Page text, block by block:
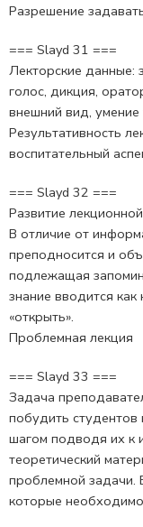
Разрешение
=== Slayd 31 ===
Лекторские данные:
голос, дикция,
внешний вид, умение
Результативность
воспитательный
=== Slayd 32 ===
Развитие
В отличие от
преподносится и
подлежащая
знание вводится
«открыть».
Проблемная лекция
=== Slayd 33 ===
Задача
побудить
шагом подводя их к
теоретический
проблемной задачи.
которые